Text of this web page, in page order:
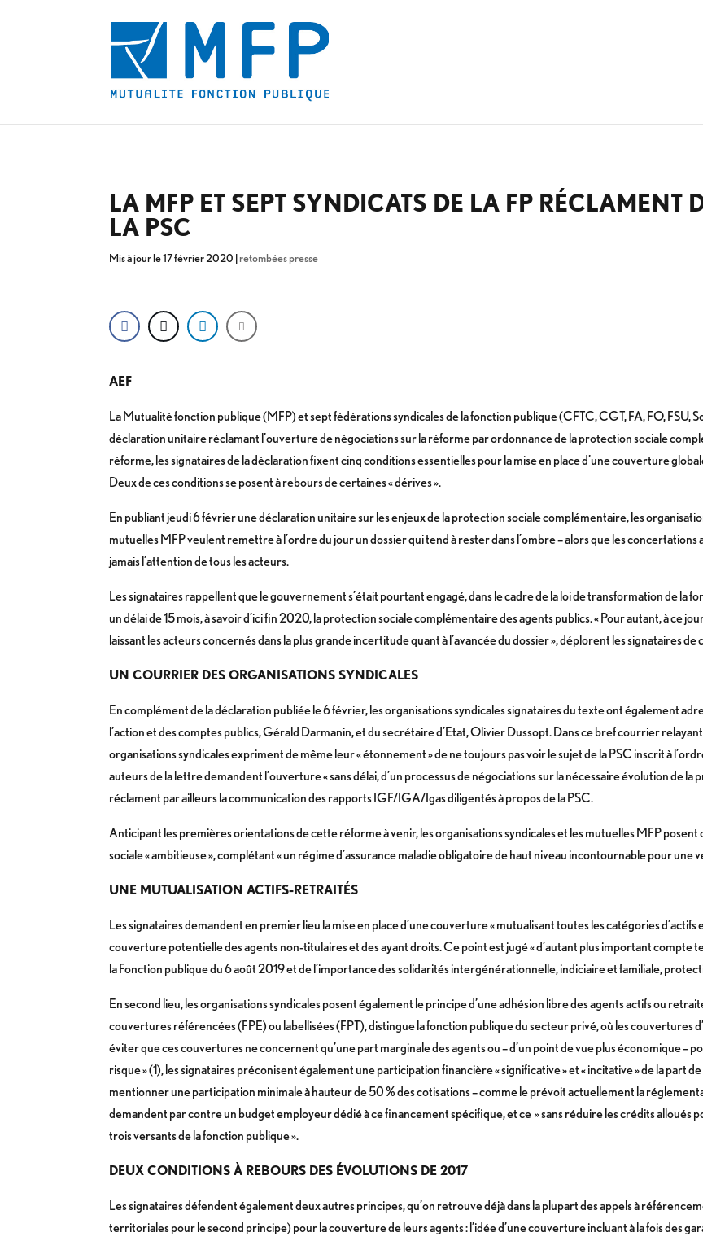
LA MFP ET SEPT SYNDICATS DE LA FP RÉCLAMENT
LA PSC
Mis à jour le 17 février 2020 |retombées presse
AEF
La Mutualité fonction publique (MFP) et sept fédérations syndicales de la fonction publique (CFTC, CGT, FA, FO, FSU,
déclaration unitaire réclamant l’ouverture de négociations sur la réforme par ordonnance de la protection sociale
réforme, les signataires de la déclaration fixent cinq conditions essentielles pour la mise en place d’une couverture
Deux de ces conditions se posent à rebours de certaines « dérives ».
En publiant jeudi 6 février une déclaration unitaire sur les enjeux de la protection sociale complémentaire, les
mutuelles MFP veulent remettre à l’ordre du jour un dossier qui tend à rester dans l’ombre – alors que les
jamais l’attention de tous les acteurs.
Les signataires rappellent que le gouvernement s’était pourtant engagé, dans le cadre de la loi de transformation de la
un délai de 15 mois, à savoir d’ici fin 2020, la protection sociale complémentaire des agents publics. « Pour autant, à ce
laissant les acteurs concernés dans la plus grande incertitude quant à l’avancée du dossier », déplorent les signataires
UN COURRIER DES ORGANISATIONS SYNDICALES
En complément de la déclaration publiée le 6 février, les organisations syndicales signataires du texte ont également
l’action et des comptes publics, Gérald Darmanin, et du secrétaire d’Etat, Olivier Dussopt. Dans ce bref courrier
organisations syndicales expriment de même leur « étonnement » de ne toujours pas voir le sujet de la PSC inscrit à
auteurs de la lettre demandent l’ouverture « sans délai, d’un processus de négociations sur la nécessaire évolution de
réclament par ailleurs la communication des rapports IGF/IGA/Igas diligentés à propos de la PSC.
Anticipant les premières orientations de cette réforme à venir, les organisations syndicales et les mutuelles MFP
sociale « ambitieuse », complétant « un régime d’assurance maladie obligatoire de haut niveau incontournable pour une
UNE MUTUALISATION ACTIFS-RETRAITÉS
Les signataires demandent en premier lieu la mise en place d’une couverture « mutualisant toutes les catégories
couverture potentielle des agents non-titulaires et des ayant droits. Ce point est jugé « d’autant plus important compte
la Fonction publique du 6 août 2019 et de l’importance des solidarités intergénérationnelle, indiciaire et familiale,
En second lieu, les organisations syndicales posent également le principe d’une adhésion libre des agents actifs ou
couvertures référencées (FPE) ou labellisées (FPT), distingue la fonction publique du secteur privé, où les couvertures
éviter que ces couvertures ne concernent qu’une part marginale des agents ou – d’un point de vue plus économique –
risque » (1), les signataires préconisent également une participation financière « significative » et « incitative » de la part
mentionner une participation minimale à hauteur de 50 % des cotisations – comme le prévoit actuellement la
demandent par contre un budget employeur dédié à ce financement spécifique, et ce » sans réduire les crédits alloués
trois versants de la fonction publique ».
DEUX CONDITIONS À REBOURS DES ÉVOLUTIONS DE 2017
Les signataires défendent également deux autres principes, qu’on retrouve déjà dans la plupart des appels à
territoriales pour le second principe) pour la couverture de leurs agents : l’idée d’une couverture incluant à la fois des